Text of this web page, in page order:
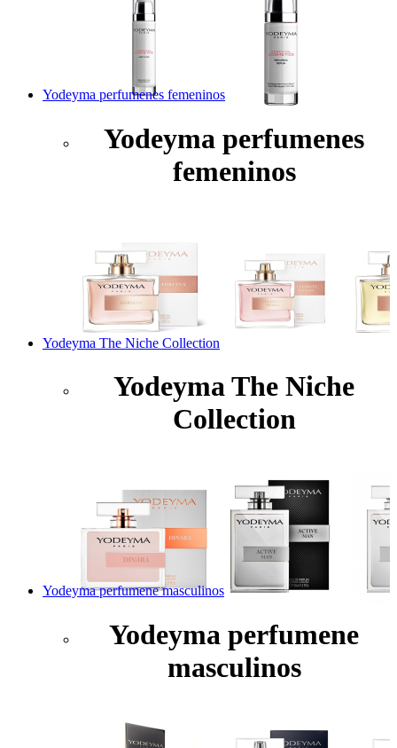
Yodeyma perfumenes femeninos
Yodeyma perfumenes
femeninos
Yodeyma The Niche Collection
Yodeyma The Niche
Collection
Yodeyma perfumene masculinos
Yodeyma perfumene
masculinos